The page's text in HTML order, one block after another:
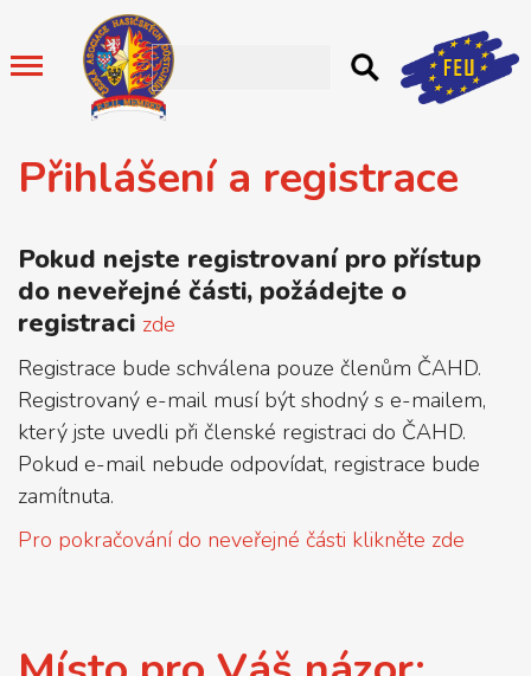
Přihlášení a registrace
Pokud nejste registrovaní pro přístup
do neveřejné části, požádejte o
registraci zde
Registrace bude schválena pouze členům ČAHD.
Registrovaný e-mail musí být shodný s e-mailem,
který jste uvedli při členské registraci do ČAHD.
Pokud e-mail nebude odpovídat, registrace bude
zamítnuta.
Pro pokračování do neveřejné části klikněte zde